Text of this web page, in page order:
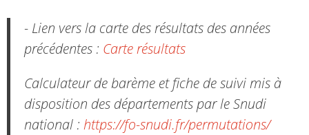
- Lien vers la carte des résultats des années
précédentes : Carte résultats
Calculateur de barème et fiche de suivi mis à
disposition des départements par le Snudi
national : https://fo-snudi.fr/permutations/